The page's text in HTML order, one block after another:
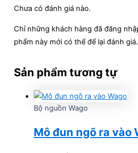
Chưa có đánh giá nào.
Chỉ những khách hàng đã đăng
phẩm này mới có thể để lại đánh giá.
Sản phẩm tương tự
Bộ nguồn Wago
Mô đun ngõ ra vào